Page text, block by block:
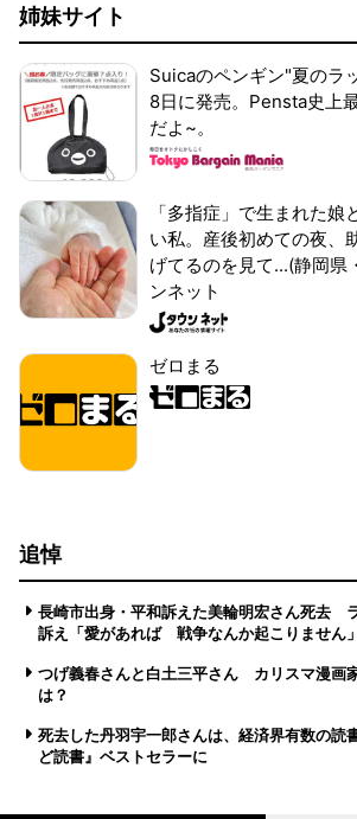
姉妹サイト
Suicaのペンギン"夏のラ
8日に発売。Pensta史上
だよ~。
「多指症」で生まれた娘
い私。産後初めての夜、
げてるのを見て...(静岡県
ンネット
ゼロまる
追悼
長崎市出身・平和訴えた美輪明宏さん死去
訴え「愛があれば 戦争なんか起こりません」
つげ義春さんと白土三平さん カリスマ漫画
は？
死去した丹羽宇一郎さんは、経済界有数の
ど読書』ベストセラーに